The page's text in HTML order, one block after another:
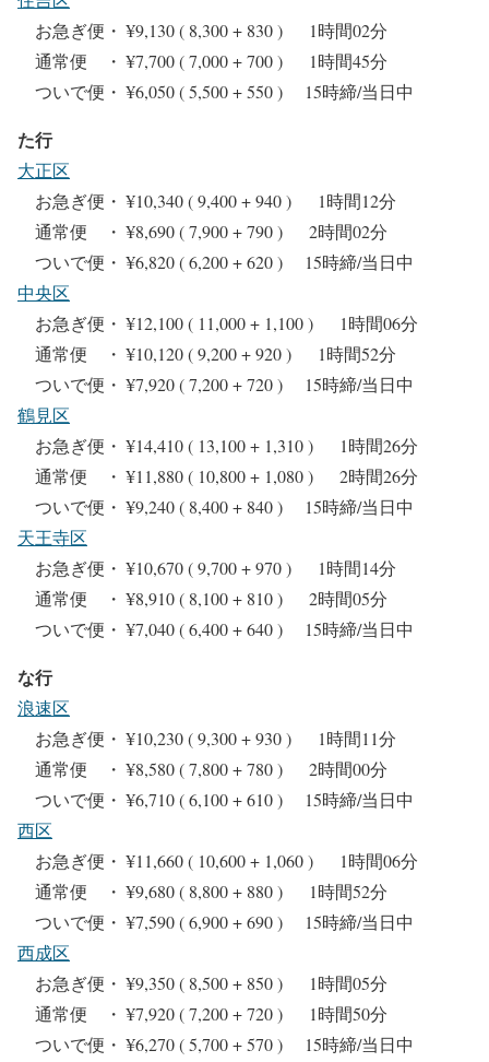
お急ぎ便・ ¥9,130 ( 8,300 + 830 ) 1時間02分
通常便 ・ ¥7,700 ( 7,000 + 700 ) 1時間45分
ついで便・ ¥6,050 ( 5,500 + 550 ) 15時締/当日中
た行
大正区
お急ぎ便・ ¥10,340 ( 9,400 + 940 ) 1時間12分
通常便 ・ ¥8,690 ( 7,900 + 790 ) 2時間02分
ついで便・ ¥6,820 ( 6,200 + 620 ) 15時締/当日中
中央区
お急ぎ便・ ¥12,100 ( 11,000 + 1,100 ) 1時間06分
通常便 ・ ¥10,120 ( 9,200 + 920 ) 1時間52分
ついで便・ ¥7,920 ( 7,200 + 720 ) 15時締/当日中
鶴見区
お急ぎ便・ ¥14,410 ( 13,100 + 1,310 ) 1時間26分
通常便 ・ ¥11,880 ( 10,800 + 1,080 ) 2時間26分
ついで便・ ¥9,240 ( 8,400 + 840 ) 15時締/当日中
天王寺区
お急ぎ便・ ¥10,670 ( 9,700 + 970 ) 1時間14分
通常便 ・ ¥8,910 ( 8,100 + 810 ) 2時間05分
ついで便・ ¥7,040 ( 6,400 + 640 ) 15時締/当日中
な行
浪速区
お急ぎ便・ ¥10,230 ( 9,300 + 930 ) 1時間11分
通常便 ・ ¥8,580 ( 7,800 + 780 ) 2時間00分
ついで便・ ¥6,710 ( 6,100 + 610 ) 15時締/当日中
西区
お急ぎ便・ ¥11,660 ( 10,600 + 1,060 ) 1時間06分
通常便 ・ ¥9,680 ( 8,800 + 880 ) 1時間52分
ついで便・ ¥7,590 ( 6,900 + 690 ) 15時締/当日中
西成区
お急ぎ便・ ¥9,350 ( 8,500 + 850 ) 1時間05分
通常便 ・ ¥7,920 ( 7,200 + 720 ) 1時間50分
ついで便・ ¥6,270 ( 5,700 + 570 ) 15時締/当日中